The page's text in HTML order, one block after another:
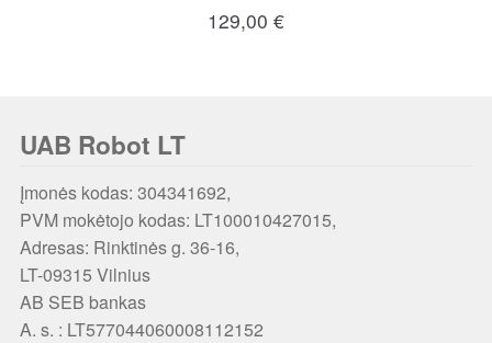
129,00 €
UAB Robot LT
Įmonės kodas: 304341692,
PVM mokėtojo kodas: LT100010427015,
Adresas: Rinktinės g. 36-16,
LT-09315 Vilnius
AB SEB bankas
A. s. : LT577044060008112152